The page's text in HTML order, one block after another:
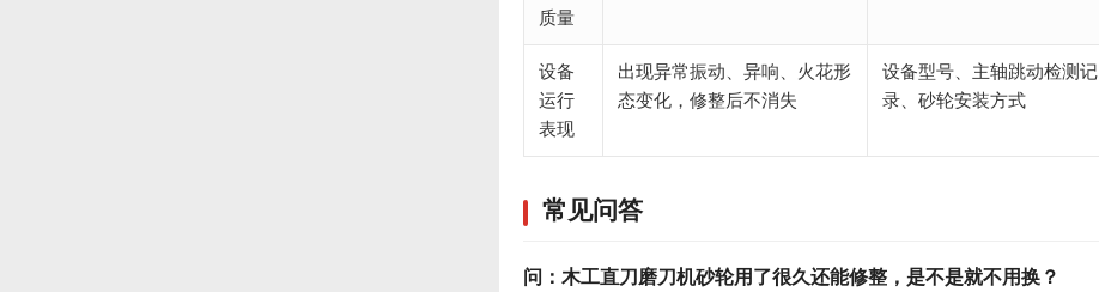
质量
设备
运行
表现
出现异常振动、异响、火花形
态变化，修整后不消失
设备型号、主轴跳动检测记
录、砂轮安装方式
常见问答
问：木工直刀磨刀机砂轮用了很久还能修整，是不是就不用换？